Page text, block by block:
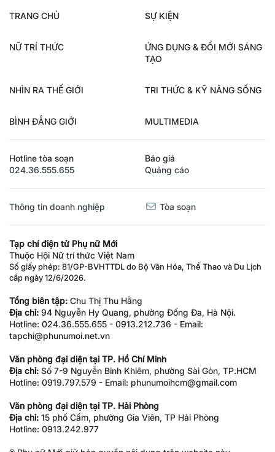
TRANG CHỦ SỰ KIỆN
NỮ TRÍ THỨC
ỨNG DỤNG & ĐỔI MỚI SÁNG
TẠO
NHÌN RA THẾ GIỚI TRI THỨC & KỸ NĂNG SỐNG
BÌNH ĐẲNG GIỚI MULTIMEDIA
Hotline tòa soạn
024.36.555.655
Báo giá
Quảng cáo
Thông tin doanh nghiệp Tòa soạn
Tạp chí điện tử Phụ nữ Mới
Thuộc Hội Nữ trí thức Việt Nam
Số giấy phép: 81/GP-BVHTTDL do Bộ Văn Hóa, Thể Thao và Du Lịch
cấp ngày 12/6/2026.
Tổng biên tập: Chu Thị Thu Hằng
Địa chỉ: 94 Nguyễn Hy Quang, phường Đống Đa, Hà Nội.
Hotline: 024.36.555.655 - 0913.212.736 - Email:
tapchi@phunumoi.net.vn
Văn phòng đại diện tại TP. Hồ Chí Minh
Địa chỉ: Số 7-9 Nguyễn Bỉnh Khiêm, phường Sài Gòn, TP.HCM
Hotline: 0919.797.579 - Email: phunumoihcm@gmail.com
Văn phòng đại diện tại TP. Hải Phòng
Địa chỉ: 15 phố Cấm, phường Gia Viên, TP Hải Phòng
Hotline: 0913.242.977